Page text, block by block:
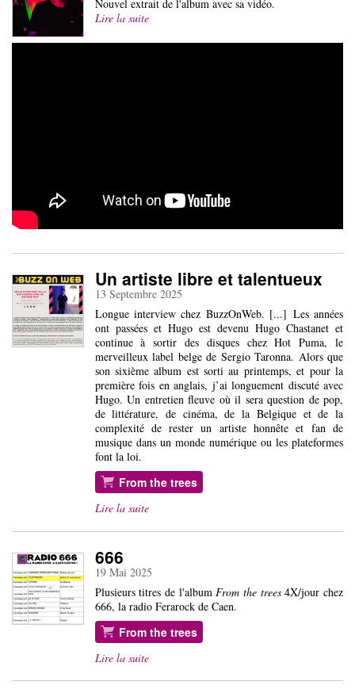
Nouvel extrait de l'album avec sa vidéo.
Lire la suite
Un artiste libre et talentueux
13 Septembre 2025
Longue interview chez BuzzOnWeb. [...] Les années
ont passées et Hugo est devenu Hugo Chastanet et
continue à sortir des disques chez Hot Puma, le
merveilleux label belge de Sergio Taronna. Alors que
son sixième album est sorti au printemps, et pour la
première fois en anglais, j’ai longuement discuté avec
Hugo. Un entretien fleuve où il sera question de pop,
de littérature, de cinéma, de la Belgique et de la
complexité de rester un artiste honnête et fan de
musique dans un monde numérique ou les plateformes
font la loi.
From the trees
Lire la suite
666
19 Mai 2025
Plusieurs titres de l'album From the trees4X/jour chez
666, la radio Ferarock de Caen.
From the trees
Lire la suite